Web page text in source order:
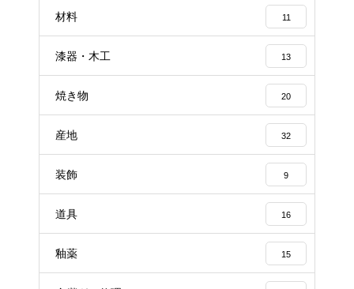
材料 11
漆器・木工 13
焼き物 20
産地 32
装飾 9
道具 16
釉薬 15